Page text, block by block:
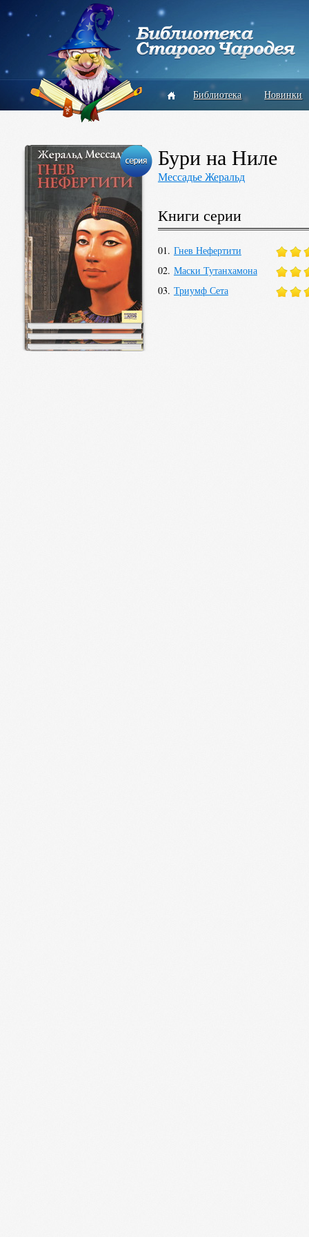
Библиотека Новинки
Бури на Ниле
Мессадье Жеральд
Книги серии
01. Гнев Нефертити
02. Маски Тутанхамона
03. Триумф Сета